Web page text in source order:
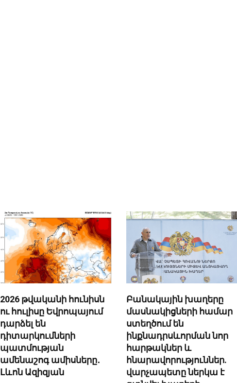
2026 թվականի հունիսն
ու հուլիսը Եվրոպայում
դարձել են
դիտարկումների
պատմության
ամենաշոգ ամիսները․
Լևոն Ազիզյան
Բանակային խաղերը
մասնակիցների համար
ստեղծում են
ինքնադրսևորման նոր
հարթակներ և
հնարավորություններ.
վարչապետը ներկա է